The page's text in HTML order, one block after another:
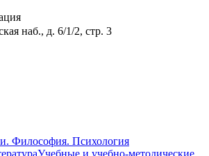
наб., д. 6/1/2, стр. 3
Философия. Психология
Учебные и учебно-методические